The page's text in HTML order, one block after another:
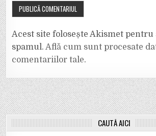
Acest site folosește Akismet pentru
spamul.Află cum sunt procesate
comentariilor tale.
CAUTĂ AICI